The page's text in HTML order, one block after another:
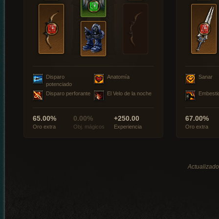
Disparo
potenciado
Anatomía
Disparo perforante El Velo de la noche
65.00%
Oro extra
0.00%
Obj. mágicos
+250.00
Experiencia
Sanar
67.00%
Oro extra